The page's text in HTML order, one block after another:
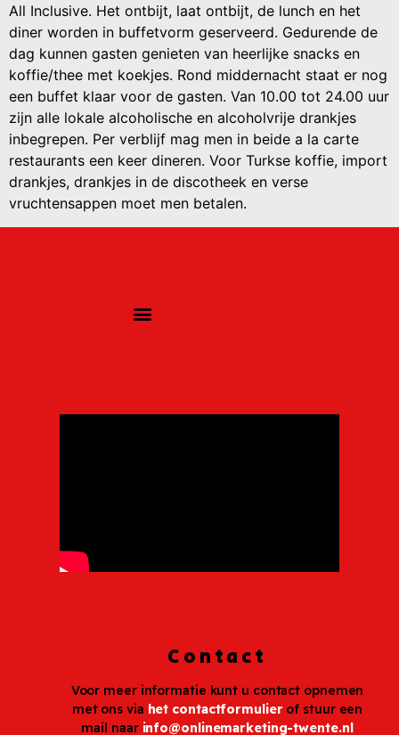
All Inclusive. Het ontbijt, laat ontbijt, de lunch en het
diner worden in buffetvorm geserveerd. Gedurende de
dag kunnen gasten genieten van heerlijke snacks en
koffie/thee met koekjes. Rond middernacht staat er nog
een buffet klaar voor de gasten. Van 10.00 tot 24.00 uur
zijn alle lokale alcoholische en alcoholvrije drankjes
inbegrepen. Per verblijf mag men in beide a la carte
restaurants een keer dineren. Voor Turkse koffie, import
drankjes, drankjes in de discotheek en verse
vruchtensappen moet men betalen.
Contact
Voor meer informatie kunt u contact opnemen
met ons via het contactformulierof stuur een
mail naar info@onlinemarketing-twente.nl